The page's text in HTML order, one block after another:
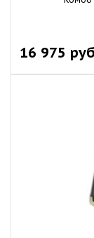
16 975 руб